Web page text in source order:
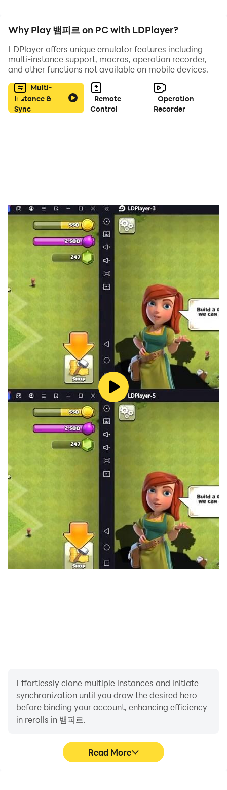
■ 안전한 성장, 치열한 전쟁
서로 다른 목적으로 무한 경쟁이 이뤄지는 이 곳,
끊임없이 재편되는 셔플링 시스템으로
승자는 권력을, 패자는 의미 있는 보상을 거머쥔다!
지금, 문을 열고 피로 물든 뱀파이어 세상의 주인이 되어라!
※ 유료 아이템 구매 시 별도의 요금이 부과됩니다. (확률형
아이템 포함)
- 공급자: 넷마블㈜ 대표이사 김병규
- 이용조건 및 기간: 게임 내 별도 고지된 내용에 따름
(사용기간이 표시되지 않은 경우, 서비스의 종료일까지를
사용기간으로 간주)
- 결제금액 및 방법: 상품 별 별도 고지된 결제금액 및 결제
방법에 따름
(외화 결제 시 환율 및 수수료 등으로 인해 실제 청구금액과
다를 수 있음)
- 상품지급방식: 게임 내 구매한 아이디(캐릭터)로 즉시 지
급
- 최소OS사양: Android 11
- 주소: 서울특별시 구로구 디지털로 26길 38, G-Tower 넷
마블
- 사업자 번호: 105-87-64746
- 통신판매업 번호: 제 2014-서울구로-1028 호
■ 선택적 접근 권한
- 알림 (Android 13이상) : 푸시 알림 수신 시 사용합니다.
※ 접근 권한에 동의하지 않아도 서비스 이용이 가능합니다.
■ 접근 권한 철회 방법
- Android 6.0 이상 : 설정 > 애플리케이션 관리자 > 앱 선택
Why Play 뱀피르 on PC with LDPlayer?
LDPlayer offers unique emulator features including
multi-instance support, macros, operation recorder,
and other functions not available on mobile devices.
Multi-
Instance &
Sync
Remote
Control
Operation
Recorder
Effortlessly clone multiple instances and initiate
synchronization until you draw the desired hero
before binding your account, enhancing efficiency
in rerolls in 뱀피르.
Read More